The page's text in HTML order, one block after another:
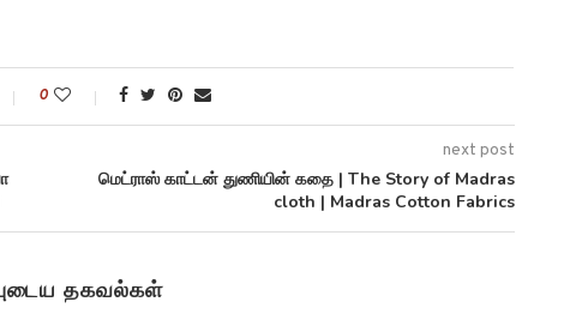
0
next post
மெட்ராஸ் காட்டன் துணியின் கதை | The Story of Madras
cloth | Madras Cotton Fabrics
தகவல்கள்